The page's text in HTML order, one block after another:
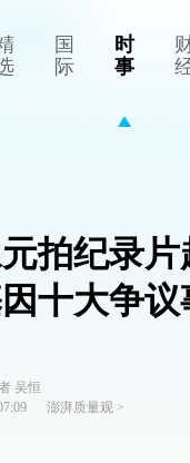
国
际
时
事
拍纪录
十大争议
吴恒
澎湃质量观>